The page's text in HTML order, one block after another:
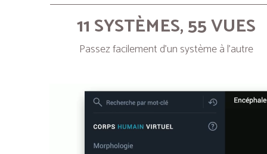
11 SYSTÈMES, 55 VUES
Passez facilement d’un système à l’autre